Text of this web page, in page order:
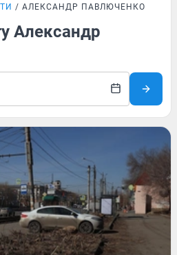
АЛЕКСАНДР ПАВЛЮЧЕНКО
Александр